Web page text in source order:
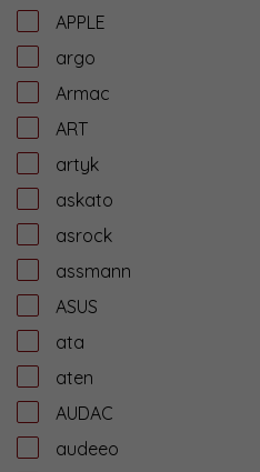
APPLE
argo
Armac
ART
artyk
askato
asrock
assmann
ASUS
ata
aten
AUDAC
audeeo